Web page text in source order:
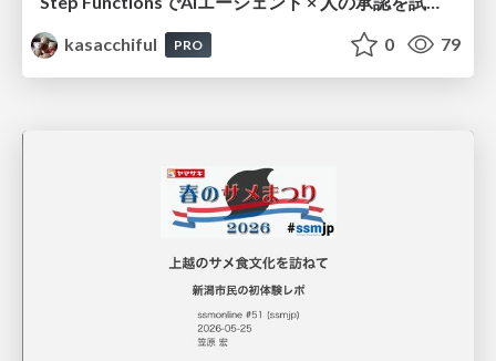
kasacchiful
PRO 0 79